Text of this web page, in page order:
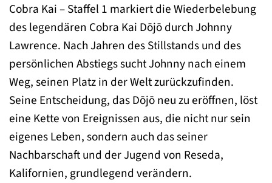
Cobra Kai – Staffel 1 markiert die Wiederbelebung
des legendären Cobra Kai Dōjō durch Johnny
Lawrence. Nach Jahren des Stillstands und des
persönlichen Abstiegs sucht Johnny nach einem
Weg, seinen Platz in der Welt zurückzufinden.
Seine Entscheidung, das Dōjō neu zu eröffnen, löst
eine Kette von Ereignissen aus, die nicht nur sein
eigenes Leben, sondern auch das seiner
Nachbarschaft und der Jugend von Reseda,
Kalifornien, grundlegend verändern.